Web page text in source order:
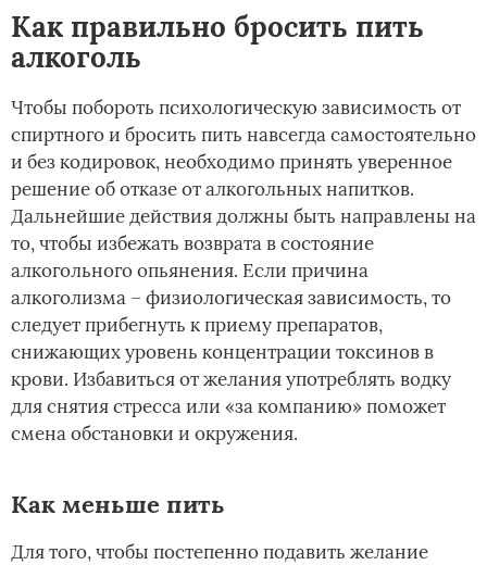
Как правильно бросить пить
алкоголь
Чтобы побороть психологическую зависимость от
спиртного и бросить пить навсегда самостоятельно
и без кодировок, необходимо принять уверенное
решение об отказе от алкогольных напитков.
Дальнейшие действия должны быть направлены на
то, чтобы избежать возврата в состояние
алкогольного опьянения. Если причина
алкоголизма – физиологическая зависимость, то
следует прибегнуть к приему препаратов,
снижающих уровень концентрации токсинов в
крови. Избавиться от желания употреблять водку
для снятия стресса или «за компанию» поможет
смена обстановки и окружения.
Как меньше пить
Для того, чтобы постепенно подавить желание